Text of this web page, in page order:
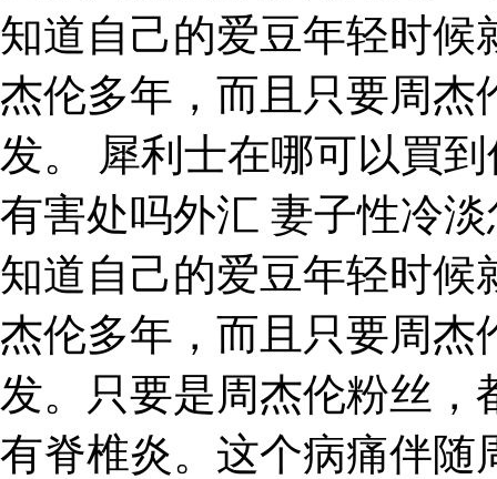
知道自己的爱豆年轻时候
杰伦多年，而且只要周杰
发。 犀利士在哪可以買
有害处吗外汇 妻子性冷
知道自己的爱豆年轻时候
杰伦多年，而且只要周杰
发。只要是周杰伦粉丝
有脊椎炎。这个病痛伴随